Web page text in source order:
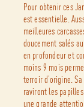
Pour obtenir ces
est essentielle.
meilleures
doucement salés
en profondeur et
moins 9 mois
terroir d’origine.
raviront les
une grande